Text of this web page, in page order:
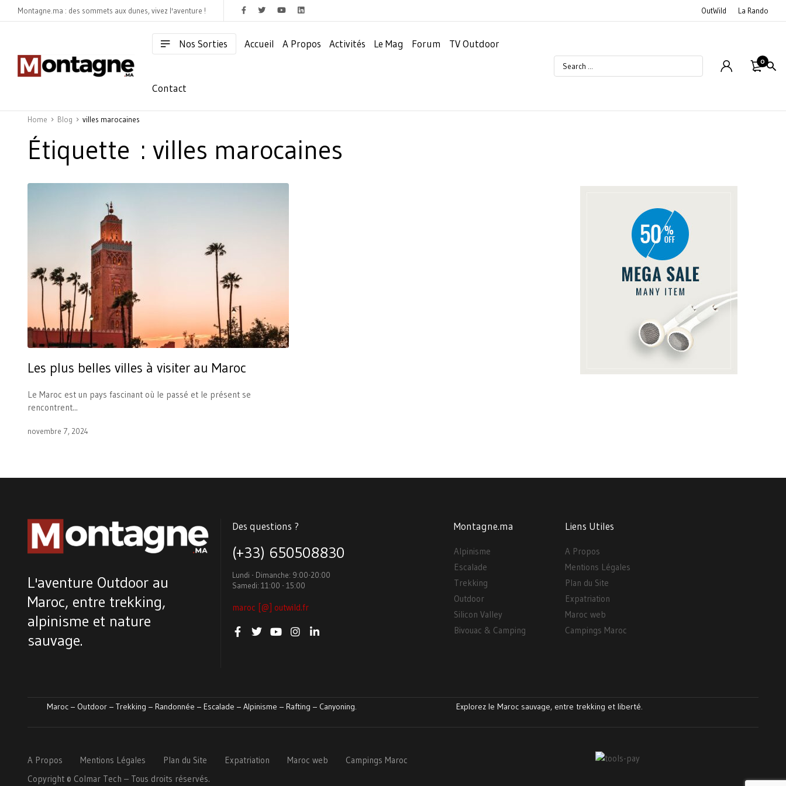
Montagne.ma : des sommets aux dunes, vivez l'aventure ! OutWild La Rando
Nos Sorties Accueil A Propos Activités Le Mag Forum TV Outdoor
Contact
0
Home Blog villes marocaines
Étiquette : villes marocaines
Les plus belles villes à visiter au Maroc
Le Maroc est un pays fascinant où le passé et le présent se
rencontrent...
novembre 7, 2024
L'aventure Outdoor au
Maroc, entre trekking,
alpinisme et nature
sauvage.
Des questions ?
(+33) 650508830
Lundi - Dimanche: 9:00-20:00
Samedi: 11:00 - 15:00
maroc [@] outwild.fr
Montagne.ma
Alpinisme
Escalade
Trekking
Outdoor
Silicon Valley
Bivouac & Camping
Liens Utiles
A Propos
Mentions Légales
Plan du Site
Expatriation
Maroc web
Campings Maroc
Maroc – Outdoor – Trekking – Randonnée – Escalade – Alpinisme – Rafting – Canyoning. Explorez le Maroc sauvage, entre trekking et liberté.
A Propos Mentions Légales Plan du Site Expatriation Maroc web
Campings Maroc
Copyright © Colmar Tech – Tous droits réservés.